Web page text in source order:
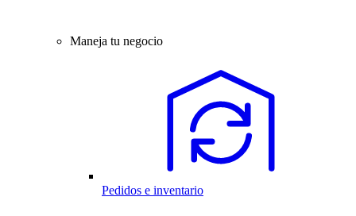
Maneja tu negocio
Pedidos e inventario